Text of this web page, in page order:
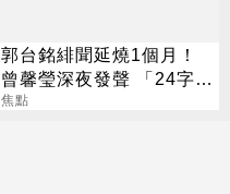
郭台銘緋聞延燒1個月！
曾馨瑩深夜發聲 「24字」
吐盡最心繫的事
焦點